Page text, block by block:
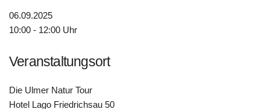
06.09.2025
10:00 - 12:00 Uhr
Veranstaltungsort
Die Ulmer Natur Tour
Hotel Lago Friedrichsau 50